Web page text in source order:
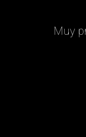
Muy